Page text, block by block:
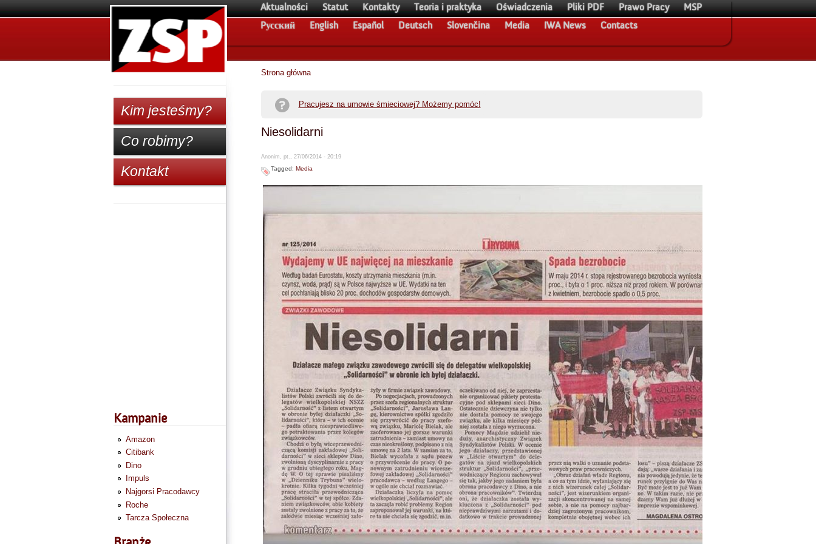
Aktualności Statut Kontakty Teoria i praktyka Oświadczenia Pliki PDF Prawo Pracy
MSP
Pусский
English Español Deutsch Slovenčina Media IWA News Contacts
Strona główna
Pracujesz na umowie śmieciowej? Możemy pomóc!
Niesolidarni
Anonim, pt., 27/06/2014 - 20:19
Tagged: Media
Kim jesteśmy?
Co robimy?
Kontakt
Kampanie
Amazon
Citibank
Dino
Impuls
Najgorsi Pracodawcy
Roche
Tarcza Społeczna